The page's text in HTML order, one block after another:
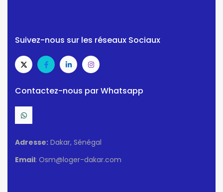
Suivez-nous sur les réseaux Sociaux
Contactez-nous par Whatsapp
Adresse: Dakar, Sénégal
Email: Osm@loger-dakar.com